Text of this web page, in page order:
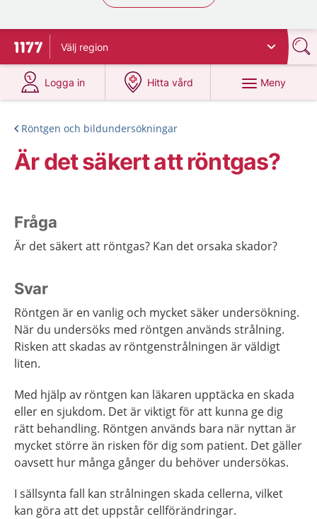
Till startsidan för 1177
Välj region
Logga in
på 1177.se
Hitta vård
på 1177.se
Meny
Röntgen och bildundersökningar
Är det säkert att röntgas?
Fråga
Är det säkert att röntgas? Kan det orsaka skador?
Svar
Röntgen är en vanlig och mycket säker undersökning.
När du undersöks med röntgen används strålning.
Risken att skadas av röntgenstrålningen är väldigt
liten.
Med hjälp av röntgen kan läkaren upptäcka en skada
eller en sjukdom. Det är viktigt för att kunna ge dig
rätt behandling. Röntgen används bara när nyttan är
mycket större än risken för dig som patient. Det gäller
oavsett hur många gånger du behöver undersökas.
I sällsynta fall kan strålningen skada cellerna, vilket
kan göra att det uppstår cellförändringar.